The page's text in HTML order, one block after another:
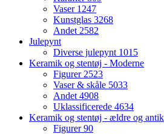
Vaser 1247
Kunstglas 3268
Andet2582
Julepynt
Diverse julepynt 1015
Keramik og stentøj - Moderne
Figurer2523
Vaser & skåle 5033
Andet4908
Uklassificerede 4634
Keramik og stentøj - ældre og antik
Figurer90